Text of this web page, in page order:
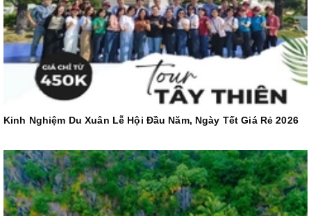
Kinh Nghiệm Du Xuân Lễ Hội Đầu Năm, Ngày Tết Giá Rẻ 2026